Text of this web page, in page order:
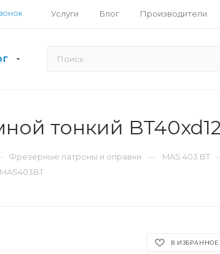
Услуги Блог Производители
тонкий
Фрезерные патроны и оправки — MAS 403 BT
В ИЗБРАННОЕ